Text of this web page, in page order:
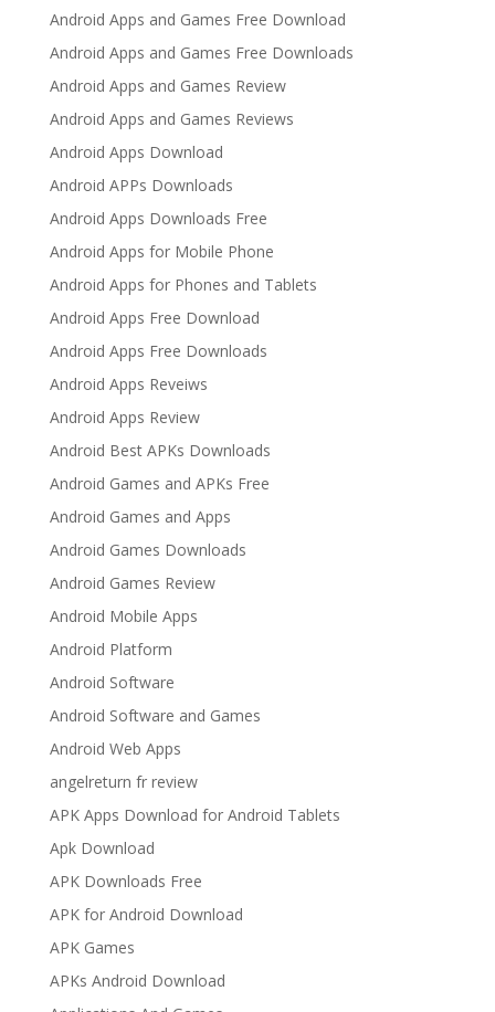
Android Apps and Games Free Download
Android Apps and Games Free Downloads
Android Apps and Games Review
Android Apps and Games Reviews
Android Apps Download
Android APPs Downloads
Android Apps Downloads Free
Android Apps for Mobile Phone
Android Apps for Phones and Tablets
Android Apps Free Download
Android Apps Free Downloads
Android Apps Reveiws
Android Apps Review
Android Best APKs Downloads
Android Games and APKs Free
Android Games and Apps
Android Games Downloads
Android Games Review
Android Mobile Apps
Android Platform
Android Software
Android Software and Games
Android Web Apps
angelreturn fr review
APK Apps Download for Android Tablets
Apk Download
APK Downloads Free
APK for Android Download
APK Games
APKs Android Download